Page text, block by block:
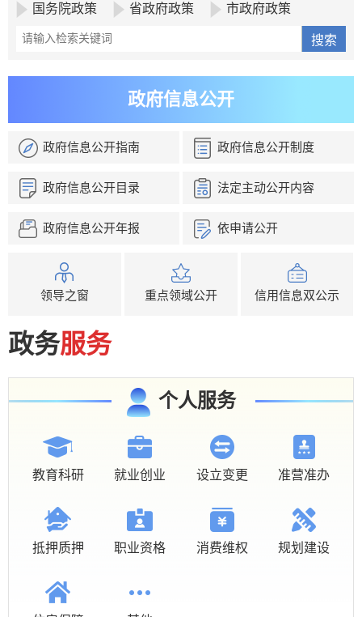
国务院政策 省政府政策 市政府政策
政府信息公开
政府信息公开指南 政府信息公开制度
政府信息公开目录 法定主动公开内容
政府信息公开年报 依申请公开
领导之窗 重点领域公开 信用信息双公示
政务服务
个人服务
教育科研 就业创业 设立变更 准营准办
抵押质押 职业资格 消费维权 规划建设